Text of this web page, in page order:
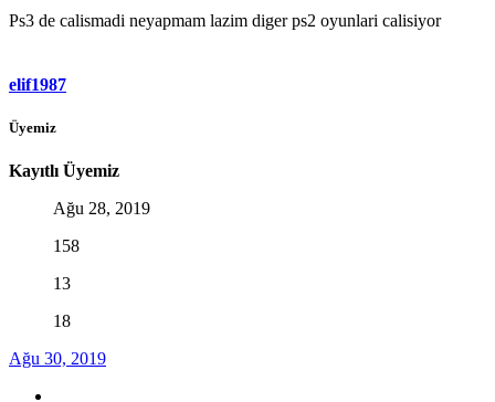
Ps3 de calismadi neyapmam lazim diger ps2 oyunlari calisiyor
elif1987
Üyemiz
Kayıtlı Üyemiz
Ağu 28, 2019
158
13
18
Ağu 30, 2019